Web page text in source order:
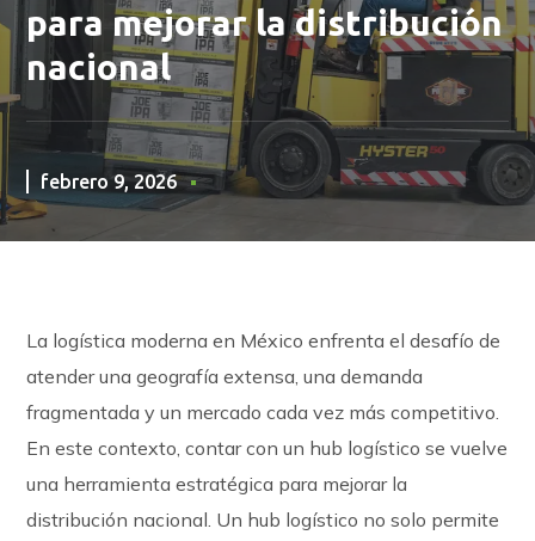
para mejorar la distribución
nacional
febrero 9, 2026
La logística moderna en México enfrenta el desafío de
atender una geografía extensa, una demanda
fragmentada y un mercado cada vez más competitivo.
En este contexto, contar con un hub logístico se vuelve
una herramienta estratégica para mejorar la
distribución nacional. Un hub logístico no solo permite